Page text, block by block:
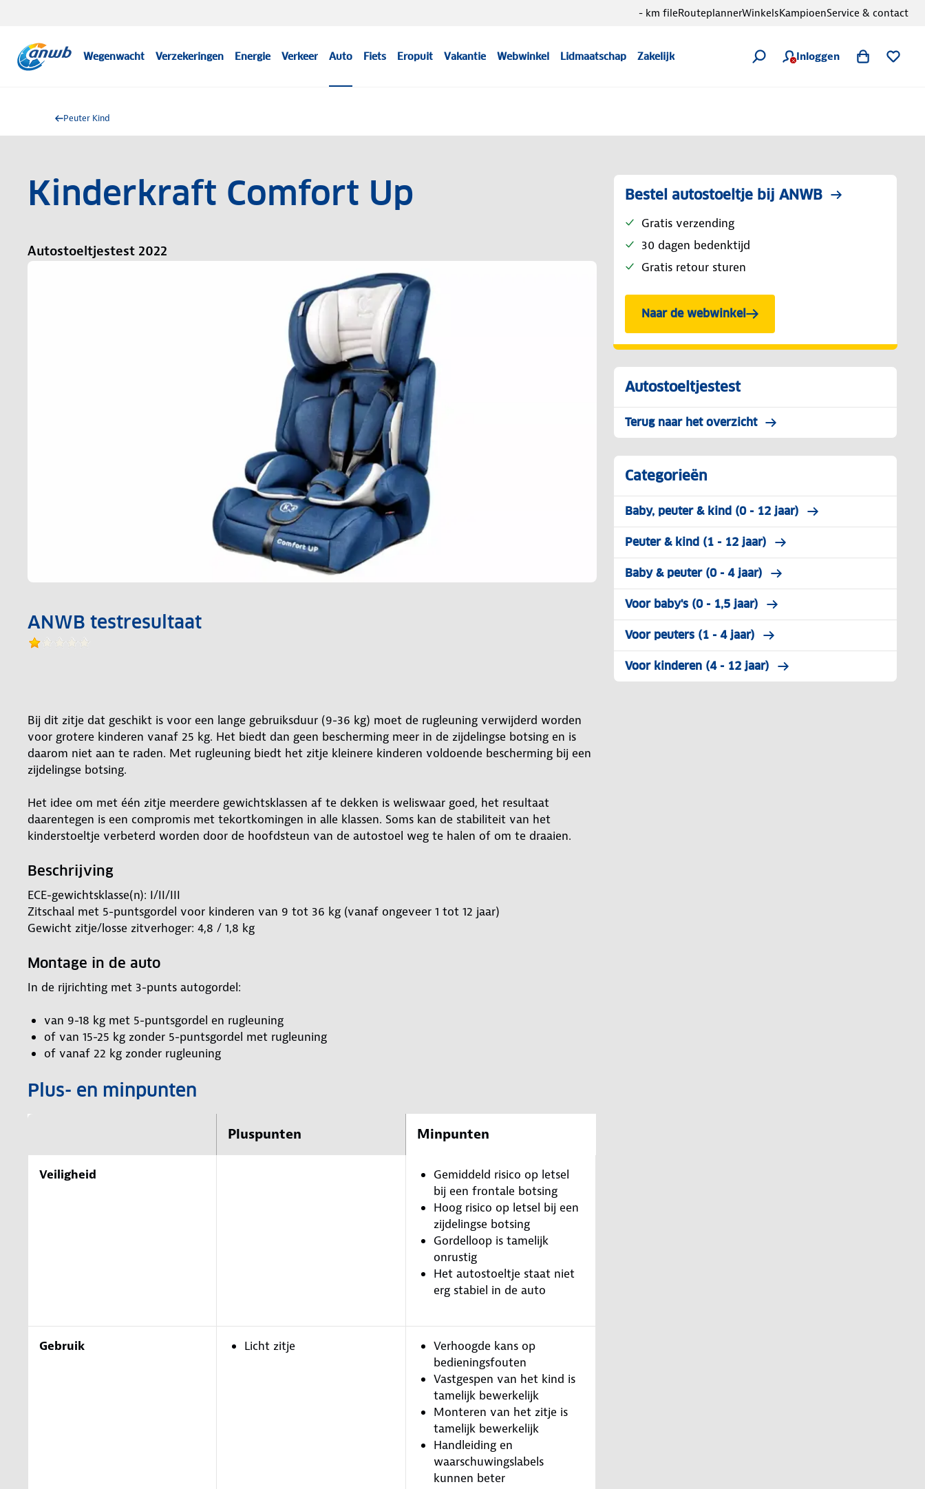
Wegenwacht Verzekeringen Energie Verkeer Auto Fiets Eropuit Vakantie Webwinkel Lidmaatschap Zakelijk Inloggen
- km fileRouteplannerWinkelsKampioenService & contact
Peuter Kind
Kinderkraft Comfort Up
Autostoeltjestest 2022
ANWB testresultaat
Bij dit zitje dat geschikt is voor een lange gebruiksduur (9-36 kg) moet de rugleuning verwijderd worden
voor grotere kinderen vanaf 25 kg. Het biedt dan geen bescherming meer in de zijdelingse botsing en is
daarom niet aan te raden. Met rugleuning biedt het zitje kleinere kinderen voldoende bescherming bij een
zijdelingse botsing.
Het idee om met één zitje meerdere gewichtsklassen af te dekken is weliswaar goed, het resultaat
daarentegen is een compromis met tekortkomingen in alle klassen. Soms kan de stabiliteit van het
kinderstoeltje verbeterd worden door de hoofdsteun van de autostoel weg te halen of om te draaien.
Beschrijving
ECE-gewichtsklasse(n): I/II/III
Zitschaal met 5-puntsgordel voor kinderen van 9 tot 36 kg (vanaf ongeveer 1 tot 12 jaar)
Gewicht zitje/losse zitverhoger: 4,8 / 1,8 kg
Montage in de auto
In de rijrichting met 3-punts autogordel:
van 9-18 kg met 5-puntsgordel en rugleuning
of van 15-25 kg zonder 5-puntsgordel met rugleuning
of vanaf 22 kg zonder rugleuning
Plus- en minpunten
Pluspunten Minpunten
Veiligheid
Gemiddeld risico op letsel
bij een frontale botsing
Hoog risico op letsel bij een
zijdelingse botsing
Gordelloop is tamelijk
onrustig
Het autostoeltje staat niet
erg stabiel in de auto
Gebruik Licht zitje
Verhoogde kans op
bedieningsfouten
Vastgespen van het kind is
tamelijk bewerkelijk
Monteren van het zitje is
tamelijk bewerkelijk
Handleiding en
waarschuwingslabels
kunnen beter
Bestel autostoeltje bij ANWB
Gratis verzending
30 dagen bedenktijd
Gratis retour sturen
Naar de webwinkel
Autostoeltjestest
Terug naar het overzicht
Categorieën
Baby, peuter & kind (0 - 12 jaar)
Peuter & kind (1 - 12 jaar)
Baby & peuter (0 - 4 jaar)
Voor baby's (0 - 1,5 jaar)
Voor peuters (1 - 4 jaar)
Voor kinderen (4 - 12 jaar)